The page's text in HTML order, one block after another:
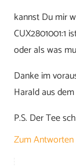
kannst Du mir
CUX2801001:1
oder als was
Danke im
Harald aus
P.S. Der Tee
Zum